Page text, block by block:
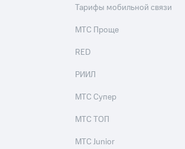
Тарифы мобильной связи
МТС Проще
RED
РИИЛ
МТС Супер
МТС ТОП
МТС Junior